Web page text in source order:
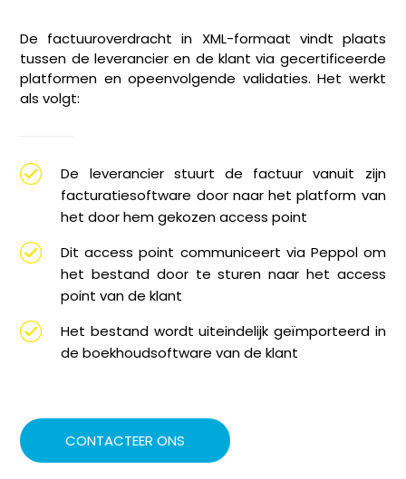
De factuuroverdracht in XML-formaat vindt plaats
tussen de leverancier en de klant via gecertificeerde
platformen en opeenvolgende validaties. Het werkt
als volgt:
De leverancier stuurt de factuur vanuit zijn
facturatiesoftware door naar het platform van
het door hem gekozen access point
Dit access point communiceert via Peppol om
het bestand door te sturen naar het access
point van de klant
Het bestand wordt uiteindelijk geïmporteerd in
de boekhoudsoftware van de klant
CONTACTEER ONS